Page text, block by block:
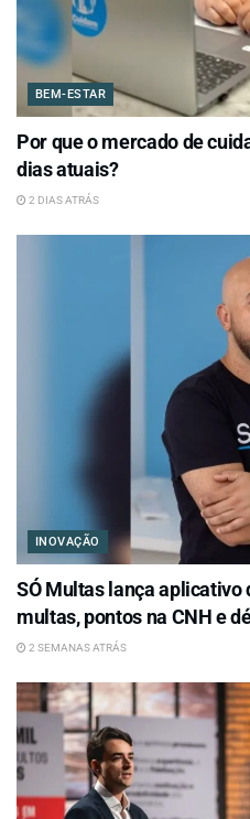
BEM-ESTAR
Por que o mercado de
dias atuais?
2 DIAS ATRÁS
INOVAÇÃO
SÓ Multas lança
multas, pontos na CNH e
2 SEMANAS ATRÁS